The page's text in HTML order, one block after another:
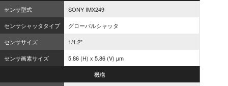
センサ型式
SONY IMX249
センサシャッタタイプ
グローバルシャッタ
センササイズ
1/1.2"
センサ画素サイズ
5.86 (H) x 5.86 (V) µm
機構